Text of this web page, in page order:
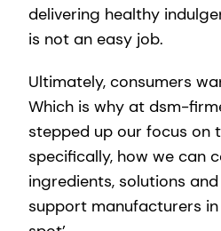
delivering healthy
is not an easy job.
Ultimately, consumers
Which is why at dsm-
stepped up our focus on
specifically, how we can
ingredients, solutions
support manufacturers